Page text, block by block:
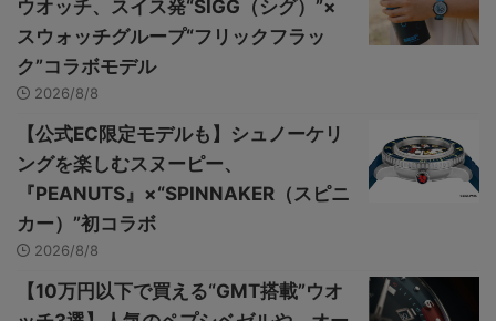
ウオッチ、スイス発“SIGG（シグ）”×
スウォッチグループ“フリックフラッ
ク”コラボモデル
2026/8/8
【公式EC限定モデルも】シュノーケリ
ングを楽しむスヌーピー、
『PEANUTS』×“SPINNAKER（スピニ
カー）”初コラボ
2026/8/8
【10万円以下で買える“GMT搭載”ウオ